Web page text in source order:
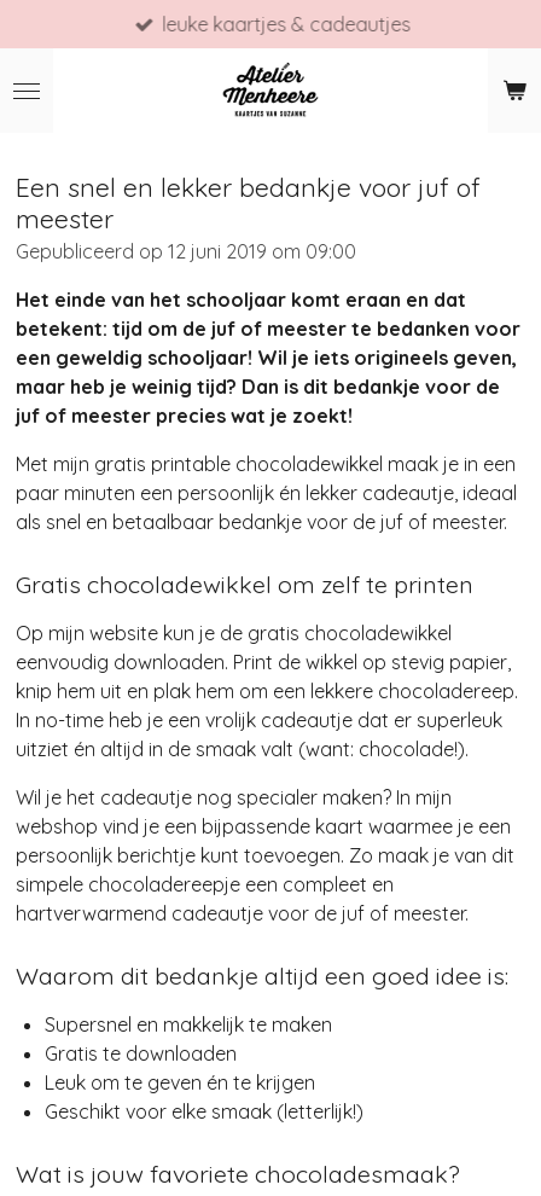
direct
naar
leuke kaartjes & cadeautjes
Een snel en lekker bedankje voor juf of
meester
Gepubliceerd op 12 juni 2019 om 09:00
Het einde van het schooljaar komt eraan en dat
betekent: tijd om de juf of meester te bedanken voor
een geweldig schooljaar! Wil je iets origineels geven,
maar heb je weinig tijd? Dan is dit bedankje voor de
juf of meester precies wat je zoekt!
Met mijn gratis printable chocoladewikkel maak je in een
paar minuten een persoonlijk én lekker cadeautje, ideaal
als snel en betaalbaar bedankje voor de juf of meester.
Gratis chocoladewikkel om zelf te printen
Op mijn website kun je de gratis chocoladewikkel
eenvoudig downloaden. Print de wikkel op stevig papier,
knip hem uit en plak hem om een lekkere chocoladereep.
In no-time heb je een vrolijk cadeautje dat er superleuk
uitziet én altijd in de smaak valt (want: chocolade!).
Wil je het cadeautje nog specialer maken? In mijn
webshop vind je een bijpassende kaart waarmee je een
persoonlijk berichtje kunt toevoegen. Zo maak je van dit
simpele chocoladereepje een compleet en
hartverwarmend cadeautje voor de juf of meester.
Waarom dit bedankje altijd een goed idee is:
Supersnel en makkelijk te maken
Gratis te downloaden
Leuk om te geven én te krijgen
Geschikt voor elke smaak (letterlijk!)
Wat is jouw favoriete chocoladesmaak?